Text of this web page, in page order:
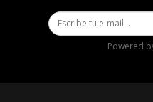
Powered